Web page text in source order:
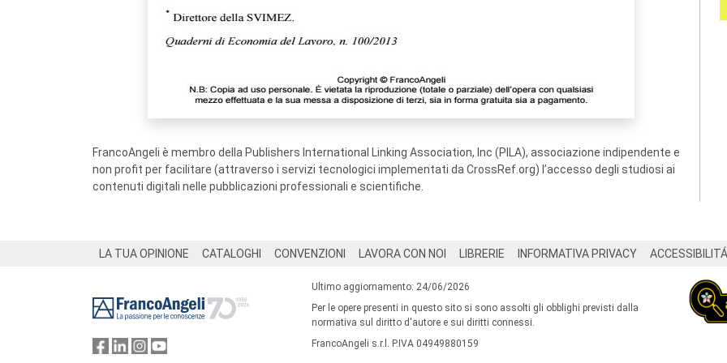
FrancoAngeli è membro della Publishers International Linking Association, Inc (PILA), associazione indipendente e
non profit per facilitare (attraverso i servizi tecnologici implementati da CrossRef.org) l’accesso degli studiosi ai
contenuti digitali nelle pubblicazioni professionali e scientifiche.
LA TUA OPINIONE CATALOGHI CONVENZIONI LAVORA CON NOI LIBRERIE INFORMATIVA PRIVACY ACCESSIBILITÁ
Ultimo aggiornamento: 24/06/2026
Per le opere presenti in questo sito si sono assolti gli obblighi previsti dalla
normativa sul diritto d'autore e sui diritti connessi.
FrancoAngeli s.r.l. P.IVA 04949880159